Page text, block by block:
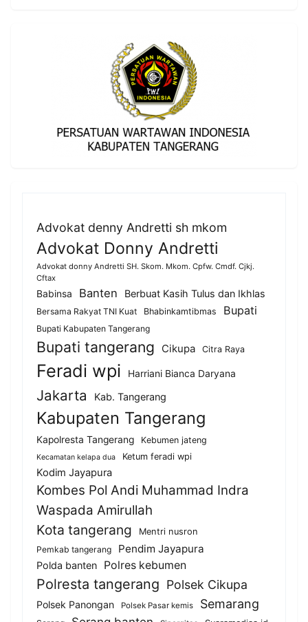
Advokat denny Andretti sh mkom
Advokat Donny Andretti
Advokat donny Andretti SH. Skom. Mkom. Cpfw. Cmdf. Cjkj.
Cftax
Babinsa Banten Berbuat Kasih Tulus dan Ikhlas
Bersama Rakyat TNI Kuat Bhabinkamtibmas Bupati
Bupati Kabupaten Tangerang
Bupati tangerang Cikupa Citra Raya
Feradi wpi Harriani Bianca Daryana
Jakarta Kab. Tangerang
Kabupaten Tangerang
Kapolresta Tangerang Kebumen jateng
Kecamatan kelapa dua Ketum feradi wpi
Kodim Jayapura
Kombes Pol Andi Muhammad Indra
Waspada Amirullah
Kota tangerang
Mentri nusron
Pemkab tangerang
Pendim Jayapura
Polda banten Polres kebumen
Polresta tangerang Polsek Cikupa
Polsek Panongan Polsek Pasar kemis Semarang